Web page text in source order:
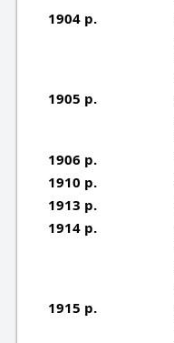
1904 р.
1905 р.
1906 р.
1910 р.
1913 р.
1914 р.
1915 р.